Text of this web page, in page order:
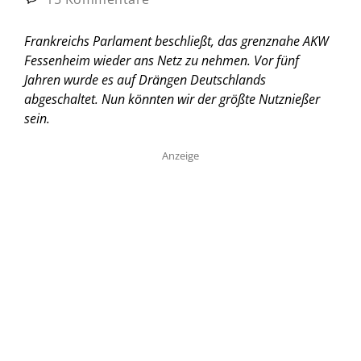
Frankreichs Parlament beschließt, das grenznahe AKW
Fessenheim wieder ans Netz zu nehmen. Vor fünf
Jahren wurde es auf Drängen Deutschlands
abgeschaltet. Nun könnten wir der größte Nutznießer
sein.
Anzeige